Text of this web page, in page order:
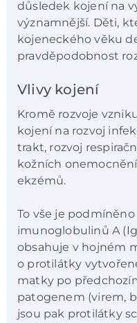
důsledek kojení na
významnější. Děti,
kojeneckého věku
pravděpodobnost
Vlivy kojení
Kromě rozvoje
kojení na rozvoj
trakt, rozvoj
kožních
ekzémů.
To vše je
imunoglobulinů A
obsahuje v hojném
o protilátky
matky po
patogenem (virem,
jsou pak protilátky